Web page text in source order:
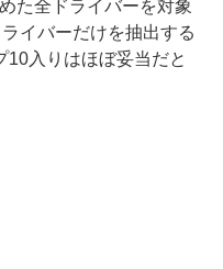
た全ドライバーを対象
イバーだけを抽出する
10入りはほぼ妥当だと